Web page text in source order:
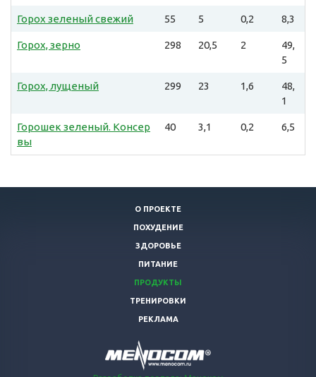
Горох зеленый свежий 55 5 0,2 8,3
Горох, зерно 298 20,5 2
49,
5
Горох, лущеный 299 23 1,6
48,
1
Горошек зеленый. Консер
вы
40 3,1 0,2 6,5
О ПРОЕКТЕ
ПОХУДЕНИЕ
ЗДОРОВЬЕ
ПИТАНИЕ
ПРОДУКТЫ
ТРЕНИРОВКИ
РЕКЛАМА